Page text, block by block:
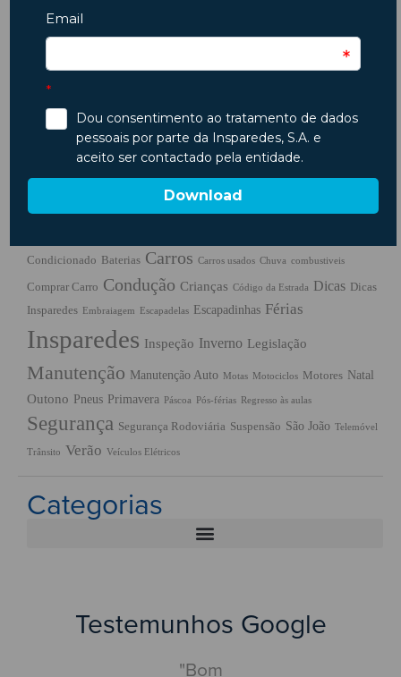
Etiquetas
Condicionado Baterias Carros Carros usados Chuva combustiveis
Comprar Carro Condução Crianças Código da Estrada Dicas Dicas
Insparedes
Embraiagem Escapadelas Escapadinhas Férias
Insparedes Inspeção Inverno Legislação
Manutenção Manutenção Auto Motas Motociclos Motores Natal
Outono Pneus Primavera Páscoa Pós-férias Regresso às aulas
Segurança Segurança Rodoviária Suspensão São João Telemóvel
Trânsito Verão Veículos Elétricos
Categorias
Testemunhos Google
"Bom